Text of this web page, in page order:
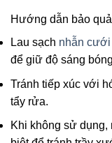
Hướng dẫn bảo
Lau sạch nhẫn cưới
để giữ độ sáng
Tránh tiếp xúc với
tẩy rửa.
Khi không sử dụng,